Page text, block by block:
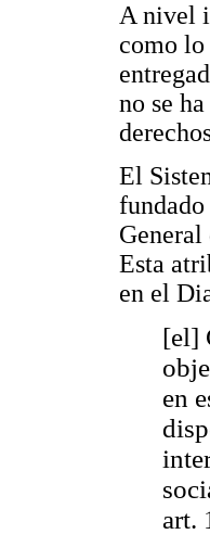
A nivel
como
no se
El
Esta
en el
[el]
en
art.